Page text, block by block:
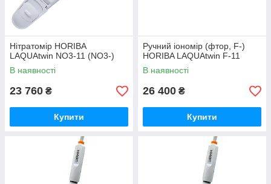
Нітратомір HORIBA
LAQUAtwin NO3-11 (NO3-)
В наявності
23 760 ₴
Купити
Ручний іономір (фтор, F-)
HORIBA LAQUAtwin F‐11
В наявності
26 400 ₴
Купити